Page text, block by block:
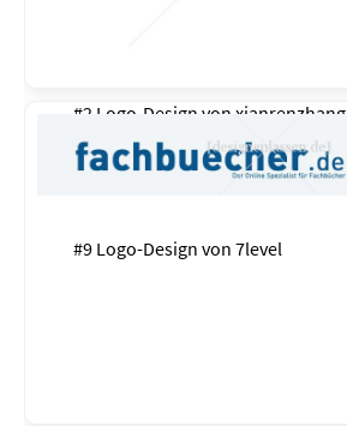
#2 Logo-Design von xianrenzhang
#9 Logo-Design von 7level